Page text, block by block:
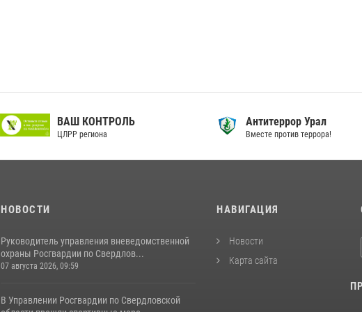
ВАШ КОНТРОЛЬ
ЦЛРР региона
Антитеррор Урал
Вместе против террора!
НОВОСТИ
Руководитель управления вневедомственной
охраны Росгвардии по Свердлов...
07 августа 2026, 09:59
В Управлении Росгвардии по Свердловской
НАВИГАЦИЯ
Новости
Карта сайта